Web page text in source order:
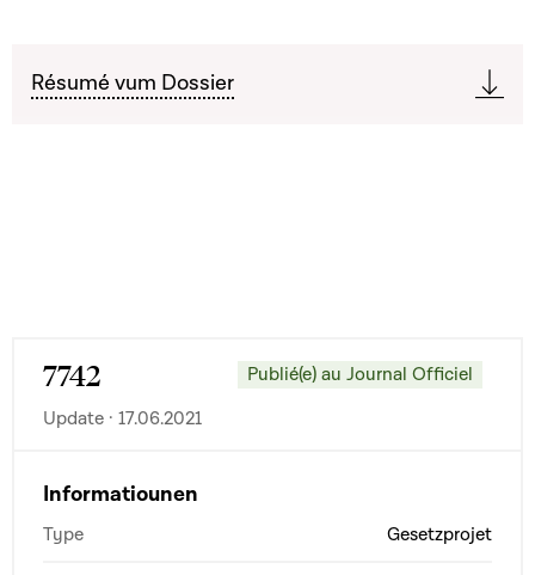
Résumé vum Dossier
7742
Publié(e) au Journal Officiel
Update · 17.06.2021
Informatiounen
Type Gesetzprojet